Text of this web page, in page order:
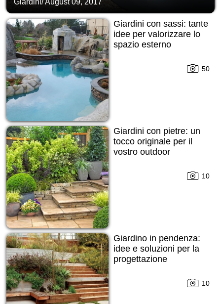
Giardini /August 09, 2017
Giardini con sassi: tante
idee per valorizzare lo
spazio esterno
50
Giardini con pietre: un
tocco originale per il
vostro outdoor
10
Giardino in pendenza:
idee e soluzioni per la
progettazione
10